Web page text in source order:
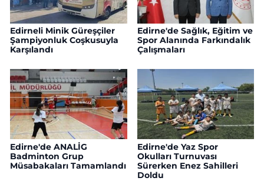
Edirneli Minik Güreşçiler
Şampiyonluk Coşkusuyla
Karşılandı
Edirne'de Sağlık, Eğitim ve
Spor Alanında Farkındalık
Çalışmaları
Edirne'de ANALİG
Badminton Grup
Müsabakaları Tamamlandı
Edirne'de Yaz Spor
Okulları Turnuvası
Sürerken Enez Sahilleri
Doldu